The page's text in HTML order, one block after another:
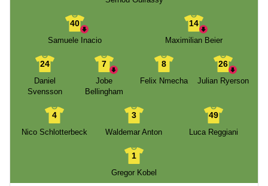
40
Samuele Inacio
14
Maximilian Beier
24
Daniel
Svensson
7
Jobe
Bellingham
8
Felix Nmecha
26
Julian Ryerson
4
Nico Schlotterbeck
3
Waldemar Anton
49
Luca Reggiani
1
Gregor Kobel